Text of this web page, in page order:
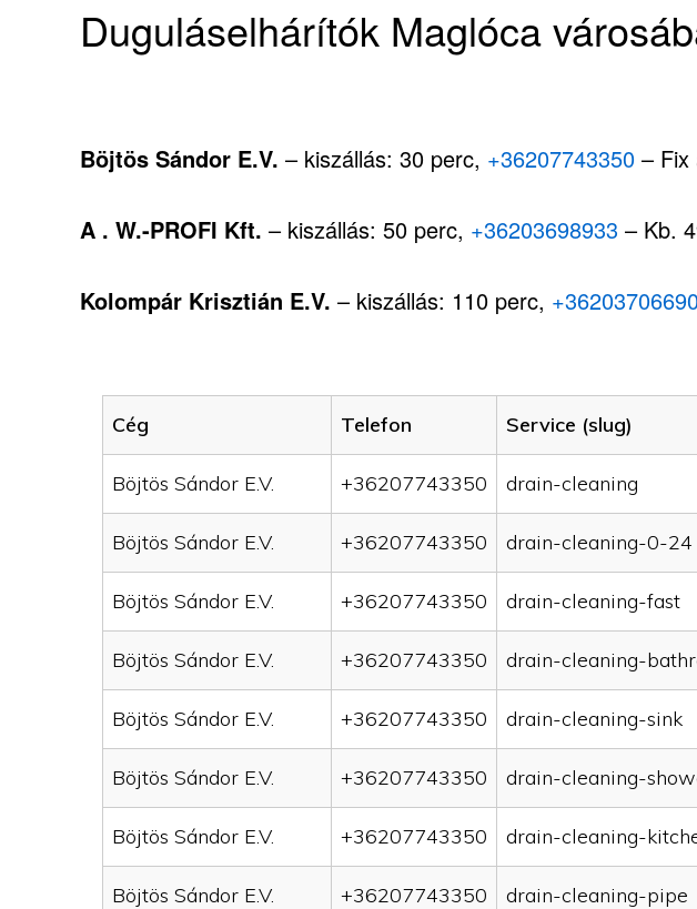
Duguláselhárítók Maglóca
Böjtös Sándor E.V. – kiszállás: 30 perc, +36207743350 – Fix
A . W.-PROFI Kft. – kiszállás: 50 perc, +36203698933 – Kb.
Kolompár Krisztián E.V. – kiszállás: 110 perc,
Cég Telefon Service (slug)
Böjtös Sándor E.V. +36207743350 drain-cleaning
Böjtös Sándor E.V. +36207743350 drain-cleaning-0-24
Böjtös Sándor E.V. +36207743350 drain-cleaning-fast
Böjtös Sándor E.V. +36207743350 drain-cleaning-
Böjtös Sándor E.V. +36207743350 drain-cleaning-sink
Böjtös Sándor E.V. +36207743350 drain-cleaning-
Böjtös Sándor E.V. +36207743350 drain-cleaning-
Böjtös Sándor E.V. +36207743350 drain-cleaning-pipe